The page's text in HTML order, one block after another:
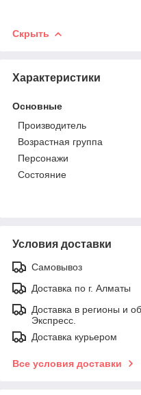
Скрыть
Характеристики
Основные
Производитель
Возрастная группа
Персонажи
Состояние
Условия доставки
Самовывоз
Доставка по г. Алматы
Доставка в регионы и
Экспресс.
Доставка курьером
Все условия доставки